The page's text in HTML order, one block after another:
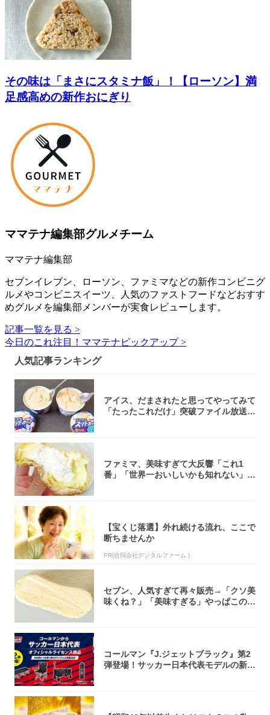
その味は「まさにスタミナ飯」！【ローソン】満
足感高めの新作おにぎり
ママテナ編集部グルメチーム
ママテナ編集部
セブンイレブン、ローソン、ファミマなどの新作コンビニグ
ルメやコンビニスイーツ、人気のファストフードなどおすす
めグルメを編集部メンバーが実食レビューします。
記事一覧を見る >
今日のこれ注目！ママテナピックアップ >
人気記事ランキング
アイス、だまされたと思ってやってみて
「たったこれだけ」突破ファイル放送で
ファミマ、美味すぎて大反響「これ1
番」「世界一おいしいかも知れない」
【宝くじ落選】外れ続ける流れ、ここで
断ちませんか
PR(合同会社デジタルファーム )
セブン、人気すぎて再々販売→「クソ美
味くね？」「美味すぎる」やっぱこのク
コールマン『J.ジェットブラック』第2
弾登場！サッカー日本代表モデルの新作